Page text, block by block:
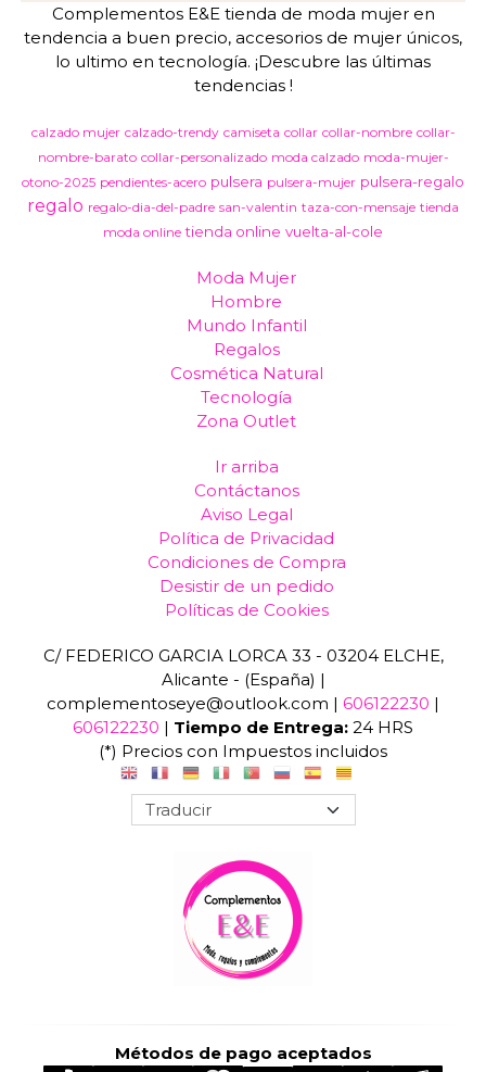
Complementos E&E tienda de moda mujer en
tendencia a buen precio, accesorios de mujer únicos,
lo ultimo en tecnología. ¡Descubre las últimas
tendencias !
calzado mujer calzado-trendy camiseta collar collar-nombre collar-
nombre-barato collar-personalizado moda calzado moda-mujer-
otono-2025 pendientes-acero pulsera pulsera-mujer pulsera-regalo
regalo regalo-dia-del-padre san-valentin taza-con-mensaje tienda
moda online tienda online vuelta-al-cole
Moda Mujer
Hombre
Mundo Infantil
Regalos
Cosmética Natural
Tecnología
Zona Outlet
Ir arriba
Contáctanos
Aviso Legal
Política de Privacidad
Condiciones de Compra
Desistir de un pedido
Políticas de Cookies
C/ FEDERICO GARCIA LORCA 33 - 03204 ELCHE,
Alicante - (España) |
complementoseye@outlook.com | 606122230 |
606122230 | Tiempo de Entrega: 24 HRS
(*) Precios con Impuestos incluidos
Métodos de pago aceptados